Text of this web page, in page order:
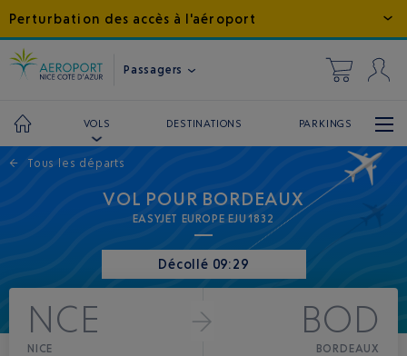
Perturbation des accès à l'aéroport
Passagers
VOLS DESTINATIONS PARKINGS
← Tous les départs
VOL POUR BORDEAUX
EASYJET EUROPE EJU1832
Décollé 09:29
NCE
NICE
BOD
BORDEAUX